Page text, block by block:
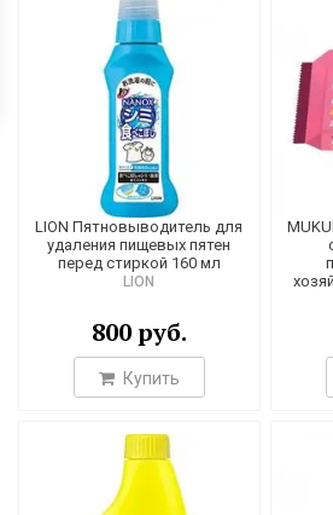
LION Пятновыводитель для
удаления пищевых пятен
перед стиркой 160 мл
LION
800 руб.
Купить